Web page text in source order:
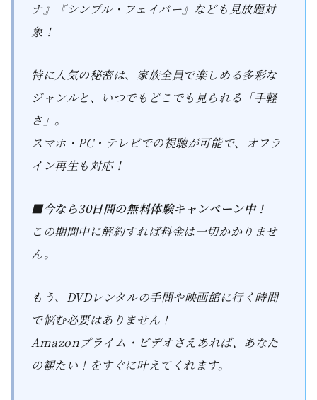
ナ』『シンプル・フェイバー』なども見放題対
象！
特に人気の秘密は、家族全員で楽しめる多彩な
ジャンルと、いつでもどこでも見られる「手軽
さ」。
スマホ・PC・テレビでの視聴が可能で、オフラ
イン再生も対応！
■今なら30日間の無料体験キャンペーン中！
この期間中に解約すれば料金は一切かかりませ
ん。
もう、DVDレンタルの手間や映画館に行く時間
で悩む必要はありません！
Amazonプライム・ビデオさえあれば、あなた
の観たい！をすぐに叶えてくれます。